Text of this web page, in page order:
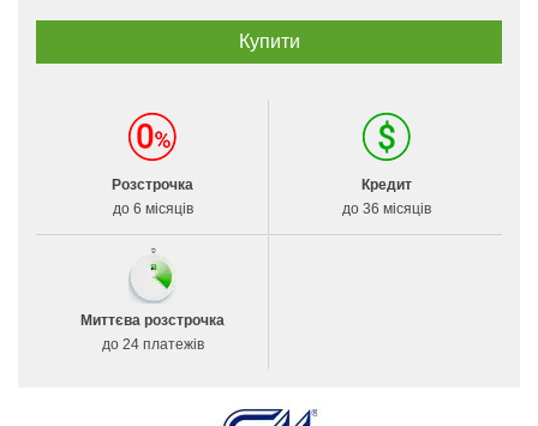
Розстрочка
до 6 місяців
Кредит
до 36 місяців
Миттєва розстрочка
до 24 платежів